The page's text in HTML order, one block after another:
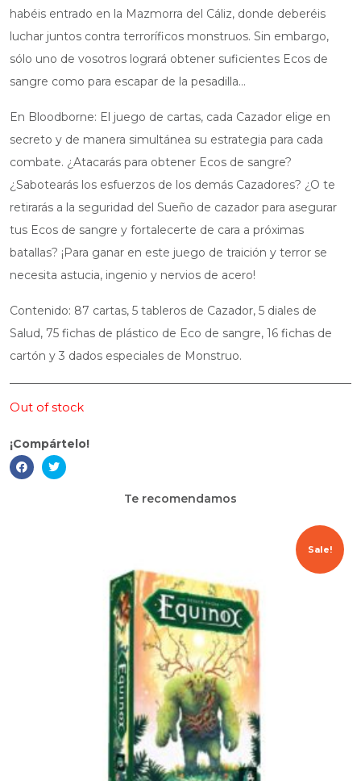
habéis entrado en la Mazmorra del Cáliz, donde deberéis
luchar juntos contra terroríficos monstruos. Sin embargo,
sólo uno de vosotros logrará obtener suficientes Ecos de
sangre como para escapar de la pesadilla…
En Bloodborne: El juego de cartas, cada Cazador elige en
secreto y de manera simultánea su estrategia para cada
combate. ¿Atacarás para obtener Ecos de sangre?
¿Sabotearás los esfuerzos de los demás Cazadores? ¿O te
retirarás a la seguridad del Sueño de cazador para asegurar
tus Ecos de sangre y fortalecerte de cara a próximas
batallas? ¡Para ganar en este juego de traición y terror se
necesita astucia, ingenio y nervios de acero!
Contenido: 87 cartas, 5 tableros de Cazador, 5 diales de
Salud, 75 fichas de plástico de Eco de sangre, 16 fichas de
cartón y 3 dados especiales de Monstruo.
Out of stock
¡Compártelo!
Te recomendamos
Sale!